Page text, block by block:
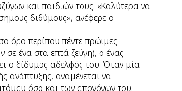
και παιδιών τους. «Καλύτερα να
διδύμους», ανέφερε ο
όρο περίπου πέντε πρώιμες
σε ένα στα επτά ζεύγη), ο ένας
ο δίδυμος αδελφός του. Όταν μία
ανάπτυξης, αναμένεται να
όσο και των απογόνων του.